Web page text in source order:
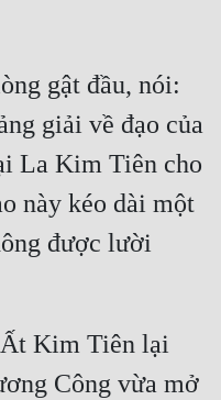
gật đầu, nói:
giải về đạo của
La Kim Tiên cho
này kéo dài một
được lười
Kim Tiên lại
Công vừa mở